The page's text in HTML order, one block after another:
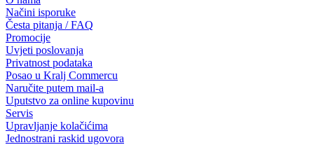
Načini isporuke
Česta pitanja / FAQ
Promocije
Uvjeti poslovanja
Privatnost podataka
Posao u Kralj Commercu
Naručite putem mail-a
Uputstvo za online kupovinu
Servis
Upravljanje kolačićima
Jednostrani raskid ugovora